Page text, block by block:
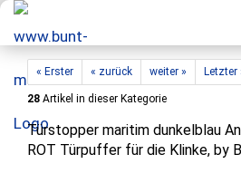
« Erster « zurück weiter » Letzter
28 Artikel in dieser Kategorie
Türstopper maritim dunkelblau
ROT Türpuffer für die Klinke, by